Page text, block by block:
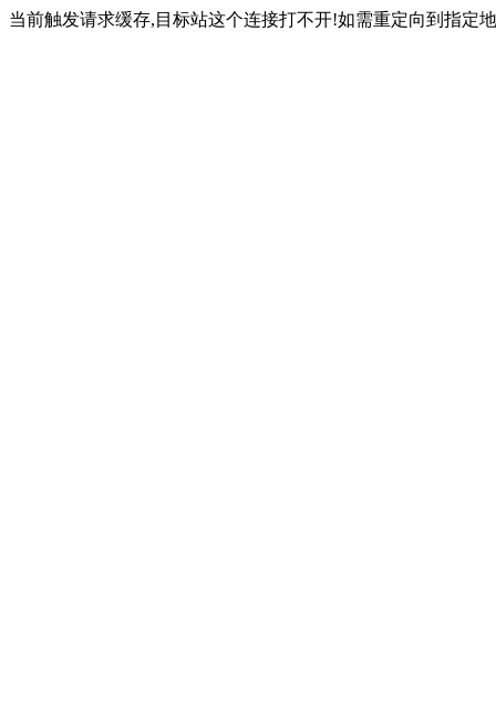
当前触发请求缓存,目标站这个连接打不开!如需重定向到指定